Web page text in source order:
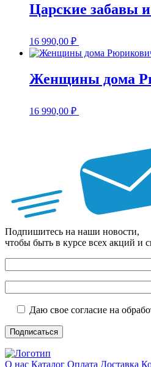
Царские забавы
16 990,00 ₽
Женщины дома
16 990,00 ₽
Подпишитесь на наши новости,
чтобы быть в курсе всех акций и
Даю свое согласие на
О нас Каталог Оплата Доставка